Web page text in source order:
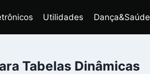
Utilidades Dança&Saúde
Tabelas Dinâmicas